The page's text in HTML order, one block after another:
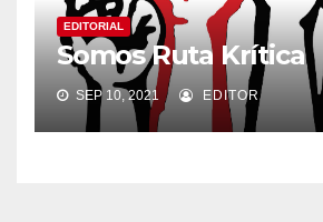
EDITORIAL
Somos Ruta Krítica
SEP 10, 2021 EDITOR